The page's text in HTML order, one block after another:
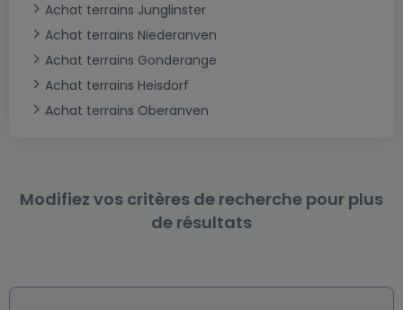
Achat terrains Junglinster
Achat terrains Niederanven
Achat terrains Gonderange
Achat terrains Heisdorf
Achat terrains Oberanven
Modifiez vos critères de recherche pour plus
de résultats